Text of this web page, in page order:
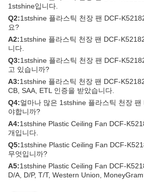
1stshine입니다.
Q2:1stshine 플라스틱 천장 팬 DCF-
요?
A2:1stshine 플라스틱 천장 팬 DCF-
니다.
Q3:1stshine 플라스틱 천장 팬 DCF-
고 있습니까?
A3:1stshine 플라스틱 천장 팬 DCF-
CB, SAA, ETL 인증을 받았습니다.
Q4:얼마나 많은 1stshine 플라스틱 천장
야합니까?
A4:1stshine Plastic Ceiling Fan DCF-
개입니다.
Q5:1stshine Plastic Ceiling Fan DCF-
무엇입니까?
A5:1stshine Plastic Ceiling Fan DCF-
D/A, D/P, T/T, Western Union, MoneyGram